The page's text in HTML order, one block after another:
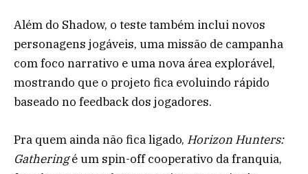
Além do Shadow, o teste também inclui novos
personagens jogáveis, uma missão de campanha
com foco narrativo e uma nova área explorável,
mostrando que o projeto fica evoluindo rápido
baseado no feedback dos jogadores.
Pra quem ainda não fica ligado, Horizon Hunters:
Gatheringé um spin-off cooperativo da franquia,